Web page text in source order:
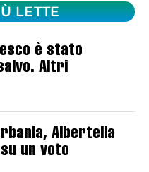
LETTE
è stato
Altri
Albertella
un voto